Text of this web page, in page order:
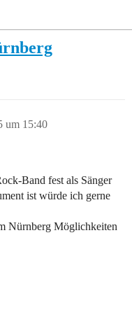
um 15:40
Band fest als Sänger
ist würde ich gerne
Nürnberg Möglichkeiten